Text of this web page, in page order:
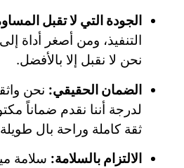
الجودة التي لا تقبل
التنفيذ، ومن أصغر أداة
نحن لا نقبل إلا بالأفضل.
الضمان الحقيقي: نحن
لدرجة أننا نقدم ضماناً
ثقة كاملة وراحة بال طويلة
الالتزام بالسلامة: سلامة